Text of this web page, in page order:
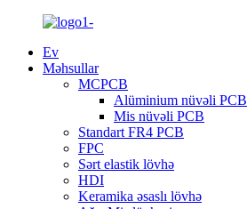
Ev
Məhsullar
MCPCB
Alüminium nüvəli PCB
Mis nüvəli PCB
Standart FR4 PCB
FPC
Sərt elastik lövhə
HDI
Keramika əsaslı lövhə